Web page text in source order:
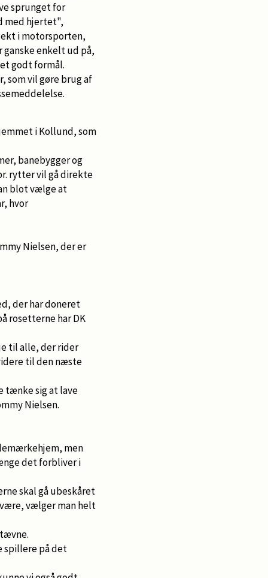
sprunget for
med hjertet",
i motorsporten,
ganske enkelt ud på,
godt formål.
som vil gøre brug af
i Kollund, som
banebygger og
rytter vil gå direkte
blot vælge at
hvor
Nielsen, der er
der har doneret
rosetterne har DK
til alle, der rider
til den næste
tænke sig at lave
Nielsen.
men
det forbliver i
skal gå ubeskåret
vælger man helt
spillere på det